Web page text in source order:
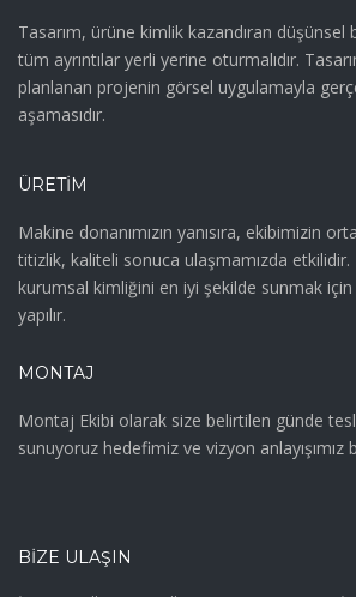
Tasarım, ürüne kimlik kazandıran düşünsel
tüm ayrıntılar yerli yerine oturmalıdır.
planlanan projenin görsel uygulamayla
aşamasıdır.
ÜRETIM
Makine donanımızın yanısıra, ekibimizin
titizlik, kaliteli sonuca ulaşmamızda
kurumsal kimliğini en iyi şekilde sunmak
yapılır.
MONTAJ
Montaj Ekibi olarak size belirtilen günde
sunuyoruz hedefimiz ve vizyon anlayışımız
BIZE ULAŞIN